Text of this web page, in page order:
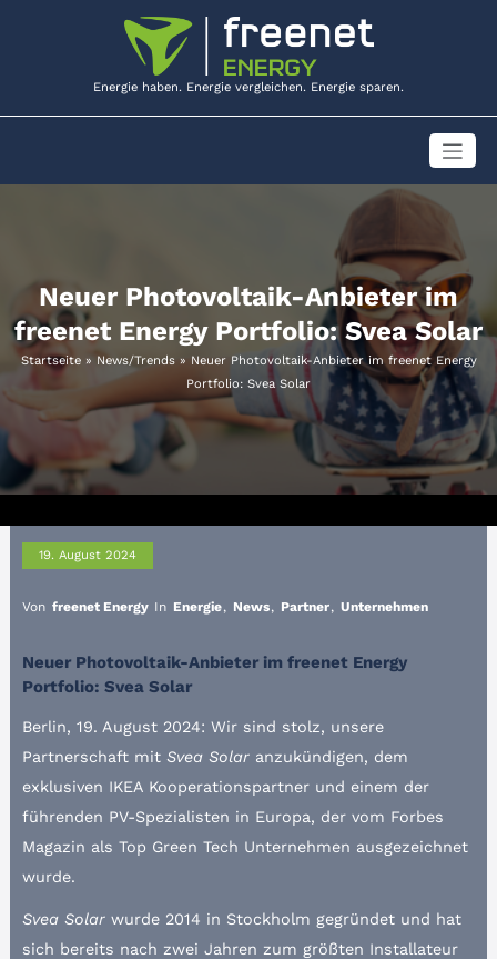
Energie haben. Energie vergleichen. Energie sparen.
Neuer Photovoltaik-Anbieter im
freenet Energy Portfolio: Svea Solar
Startseite» News/Trends» Neuer Photovoltaik-Anbieter im freenet Energy
Portfolio: Svea Solar
19. August 2024
Von freenet Energy In Energie, News, Partner, Unternehmen
Neuer Photovoltaik-Anbieter im freenet Energy
Portfolio: Svea Solar
Berlin, 19. August 2024: Wir sind stolz, unsere
Partnerschaft mitSvea Solar anzukündigen, dem
exklusiven IKEA Kooperationspartner und einem der
führenden PV-Spezialisten in Europa, der vom Forbes
Magazin als Top Green Tech Unternehmen ausgezeichnet
wurde.
Svea Solar wurde 2014 in Stockholm gegründet und hat
sich bereits nach zwei Jahren zum größten Installateur